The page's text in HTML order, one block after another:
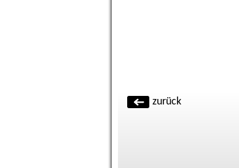
zurück